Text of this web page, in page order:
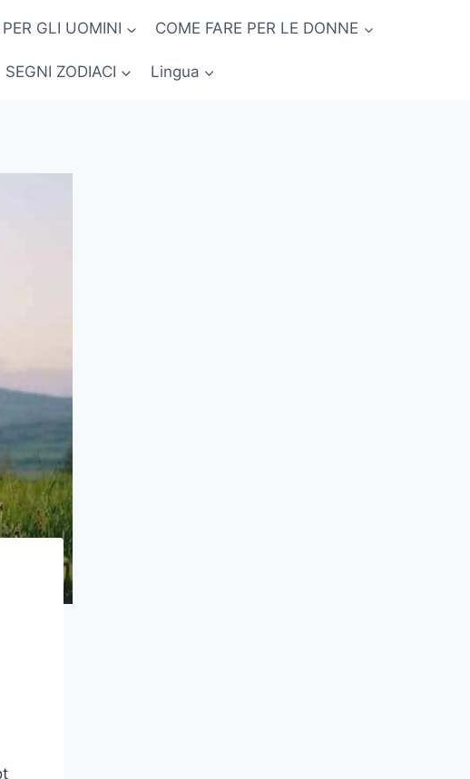
GLI UOMINI COME FARE PER LE DONNE
SEGNI ZODIACI Lingua